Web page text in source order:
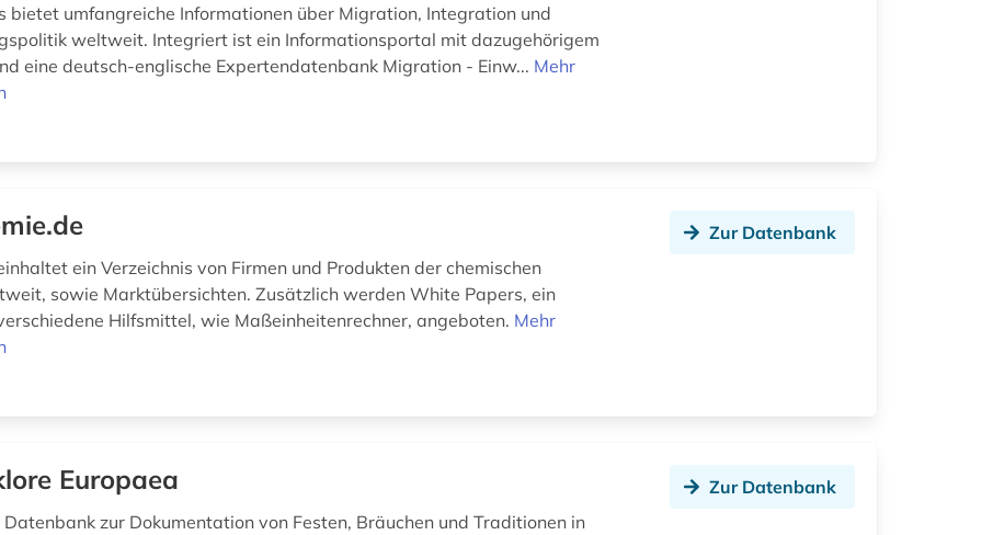
bietet umfangreiche Informationen über Migration, Integration und
weltweit. Integriert ist ein Informationsportal mit dazugehörigem
eine deutsch-englische Expertendatenbank Migration - Einw... Mehr
ein Verzeichnis von Firmen und Produkten der chemischen
sowie Marktübersichten. Zusätzlich werden White Papers, ein
Hilfsmittel, wie Maßeinheitenrechner, angeboten. Mehr
Zur Datenbank
Europaea
zur Dokumentation von Festen, Bräuchen und Traditionen in
Zur Datenbank